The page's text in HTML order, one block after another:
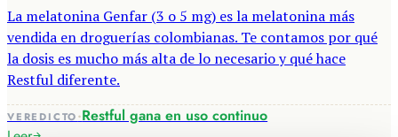
La melatonina Genfar (3 o 5 mg) es la melatonina más
vendida en droguerías colombianas. Te contamos por qué
la dosis es mucho más alta de lo necesario y qué hace
Restful diferente.
VEREDICTO·Restful gana en uso continuo